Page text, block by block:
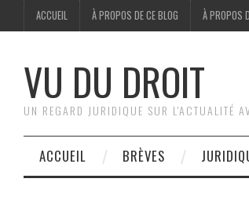
ACCUEIL À PROPOS DE CE BLOG À PROPOS
VU DU DROIT
UN REGARD JURIDIQUE SUR L'ACTUALITÉ
ACCUEIL BRÈVES